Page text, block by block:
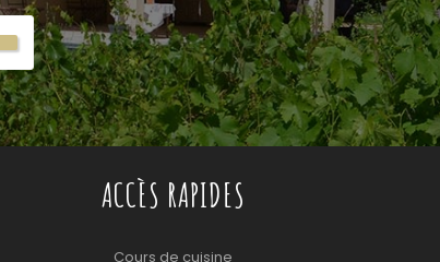
ACCÈS RAPIDES
Cours de cuisine